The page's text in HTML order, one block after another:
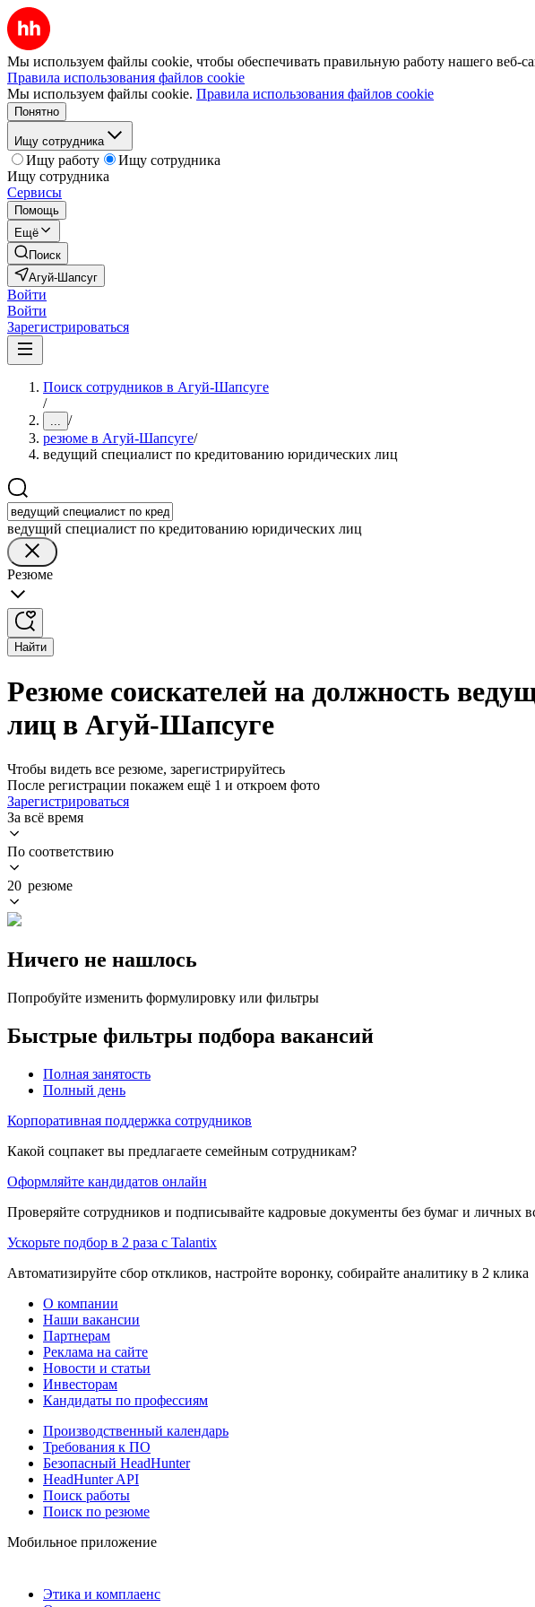
Мы используем файлы cookie, чтобы обеспечивать правильную работу нашего веб-
Правила использования файлов cookie
Мы используем файлы cookie. Правила использования файлов cookie
Понятно
Ищу сотрудника
Ищу работу
Ищу сотрудника
Ищу сотрудника
Сервисы
Помощь
Ещё
Поиск
Агуй-Шапсуг
Войти
Войти
Зарегистрироваться
Поиск сотрудников в Агуй-Шапсуге
/
... /
резюме в Агуй-Шапсуге/
ведущий специалист по кредитованию юридических лиц
ведущий специалист по кредитованию юридических лиц
Резюме
Найти
Резюме соискателей на должность
лиц в Агуй-Шапсуге
Чтобы видеть все резюме, зарегистрируйтесь
После регистрации покажем ещё 1 и откроем фото
Зарегистрироваться
За всё время
По соответствию
20 резюме
Ничего не нашлось
Попробуйте изменить формулировку или фильтры
Быстрые фильтры подбора вакансий
Полная занятость
Полный день
Корпоративная поддержка сотрудников
Какой соцпакет вы предлагаете семейным сотрудникам?
Оформляйте кандидатов онлайн
Проверяйте сотрудников и подписывайте кадровые документы без бумаг и личных
Ускорьте подбор в 2 раза с Talantix
Автоматизируйте сбор откликов, настройте воронку, собирайте аналитику в 2 клика
О компании
Наши вакансии
Партнерам
Реклама на сайте
Новости и статьи
Инвесторам
Кандидаты по профессиям
Производственный календарь
Требования к ПО
Безопасный HeadHunter
HeadHunter API
Поиск работы
Поиск по резюме
Мобильное приложение
Этика и комплаенс